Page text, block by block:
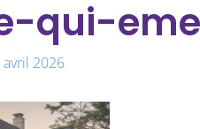
qui-
avril 2026